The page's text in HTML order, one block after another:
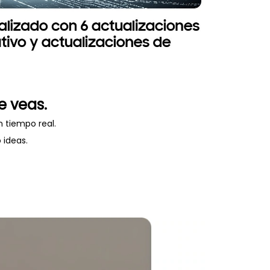
veas.
tiempo real.